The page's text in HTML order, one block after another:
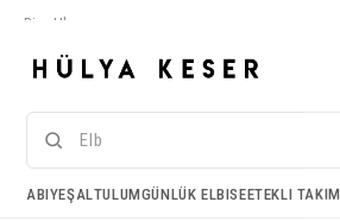
Bize Ulaşın
ABIYEŞALTULUMGÜNLÜK ELBISEETEKLI TAKIM